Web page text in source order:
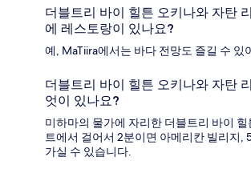
더블트리 바이 힐튼 오키나와 자탄
에 레스토랑이 있나요?
예, MaTiira에서는 바다 전망도 즐길 수 있
더블트리 바이 힐튼 오키나와 자탄
엇이 있나요?
미하마의 물가에 자리한 더블트리 바이
트에서 걸어서 2분이면 아메리칸 빌리지,
가실 수 있습니다.